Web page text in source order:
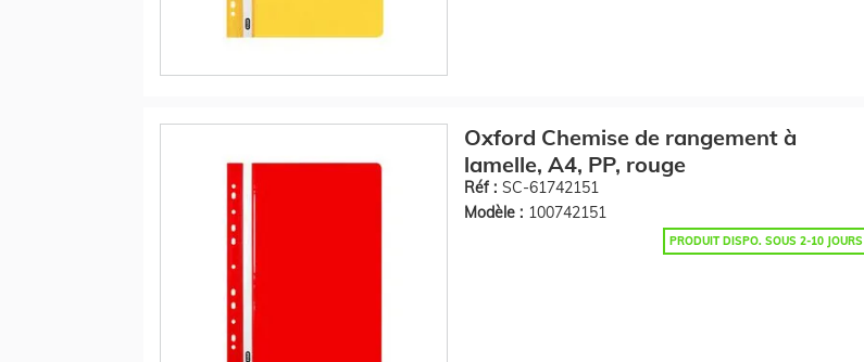
Oxford Chemise de rangement à
lamelle, A4, PP, rouge
Réf : SC-61742151
Modèle : 100742151
PRODUIT DISPO. SOUS 2-10 JOURS